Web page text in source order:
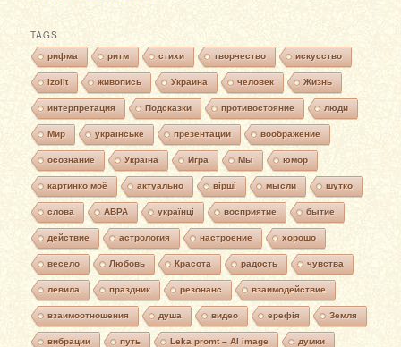
TAGS
рифма ритм стихи творчество искусство
izolit живопись Украина человек Жизнь
интерпретация Подсказки противостояние люди
Мир українське презентации воображение
осознание Україна Игра Мы юмор
картинко моё актуально вірші мысли шутко
слова АВРА українці восприятие бытие
действие астрология настроение хорошо
весело Любовь Красота радость чувства
левила праздник резонанс взаимодействие
взаимоотношения душа видео ерефія Земля
вибрации путь Leka promt – AI image думки